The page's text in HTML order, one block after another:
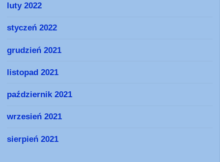
luty 2022
styczeń 2022
grudzień 2021
listopad 2021
październik 2021
wrzesień 2021
sierpień 2021